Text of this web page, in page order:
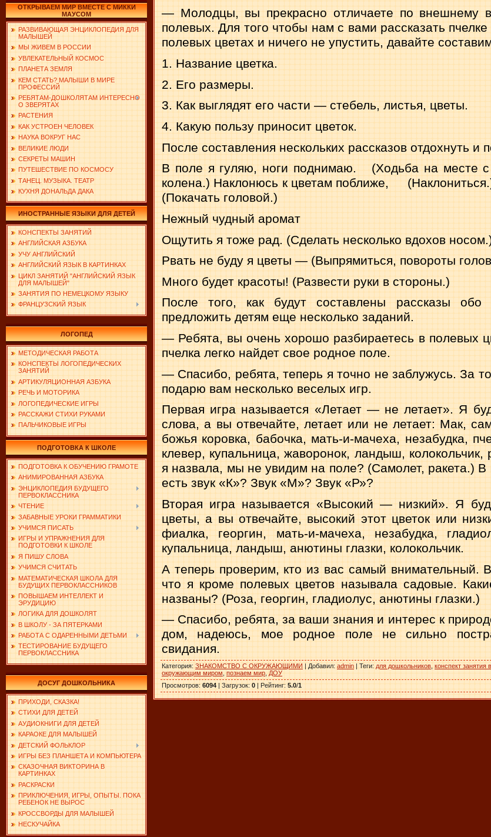
ОТКРЫВАЕМ МИР ВМЕСТЕ С МИККИ
МАУСОМ
РАЗВИВАЮЩАЯ ЭНЦИКЛОПЕДИЯ ДЛЯ
МАЛЫШЕЙ
МЫ ЖИВЕМ В РОССИИ
УВЛЕКАТЕЛЬНЫЙ КОСМОС
ПЛАНЕТА ЗЕМЛЯ
КЕМ СТАТЬ? МАЛЫШИ В МИРЕ
ПРОФЕССИЙ
РЕБЯТАМ-ДОШКОЛЯТАМ ИНТЕРЕСНО
О ЗВЕРЯТАХ
РАСТЕНИЯ
КАК УСТРОЕН ЧЕЛОВЕК
НАУКА ВОКРУГ НАС
ВЕЛИКИЕ ЛЮДИ
СЕКРЕТЫ МАШИН
ПУТЕШЕСТВИЕ ПО КОСМОСУ
ТАНЕЦ. МУЗЫКА. ТЕАТР
КУХНЯ ДОНАЛЬДА ДАКА
ИНОСТРАННЫЕ ЯЗЫКИ ДЛЯ ДЕТЕЙ
КОНСПЕКТЫ ЗАНЯТИЙ
АНГЛИЙСКАЯ АЗБУКА
УЧУ АНГЛИЙСКИЙ
АНГЛИЙСКИЙ ЯЗЫК В КАРТИНКАХ
ЦИКЛ ЗАНЯТИЙ "АНГЛИЙСКИЙ ЯЗЫК
ДЛЯ МАЛЫШЕЙ"
ЗАНЯТИЯ ПО НЕМЕЦКОМУ ЯЗЫКУ
ФРАНЦУЗСКИЙ ЯЗЫК
ЛОГОПЕД
МЕТОДИЧЕСКАЯ РАБОТА
КОНСПЕКТЫ ЛОГОПЕДИЧЕСКИХ
ЗАНЯТИЙ
АРТИКУЛЯЦИОННАЯ АЗБУКА
РЕЧЬ И МОТОРИКА
ЛОГОПЕДИЧЕСКИЕ ИГРЫ
РАССКАЖИ СТИХИ РУКАМИ
ПАЛЬЧИКОВЫЕ ИГРЫ
ПОДГОТОВКА К ШКОЛЕ
ПОДГОТОВКА К ОБУЧЕНИЮ ГРАМОТЕ
АНИМИРОВАННАЯ АЗБУКА
ЭНЦИКЛОПЕДИЯ БУДУЩЕГО
ПЕРВОКЛАССНИКА
ЧТЕНИЕ
ЗАБАВНЫЕ УРОКИ ГРАММАТИКИ
УЧИМСЯ ПИСАТЬ
ИГРЫ И УПРАЖНЕНИЯ ДЛЯ
ПОДГОТОВКИ К ШКОЛЕ
Я ПИШУ СЛОВА
УЧИМСЯ СЧИТАТЬ
МАТЕМАТИЧЕСКАЯ ШКОЛА ДЛЯ
БУДУЩИХ ПЕРВОКЛАССНИКОВ
ПОВЫШАЕМ ИНТЕЛЛЕКТ И
ЭРУДИЦИЮ
ЛОГИКА ДЛЯ ДОШКОЛЯТ
В ШКОЛУ - ЗА ПЯТЕРКАМИ
РАБОТА С ОДАРЕННЫМИ ДЕТЬМИ
ТЕСТИРОВАНИЕ БУДУЩЕГО
ПЕРВОКЛАССНИКА
ДОСУГ ДОШКОЛЬНИКА
ПРИХОДИ, СКАЗКА!
СТИХИ ДЛЯ ДЕТЕЙ
АУДИОКНИГИ ДЛЯ ДЕТЕЙ
КАРАОКЕ ДЛЯ МАЛЫШЕЙ
ДЕТСКИЙ ФОЛЬКЛОР
ИГРЫ БЕЗ ПЛАНШЕТА И КОМПЬЮТЕРА
СКАЗОЧНАЯ ВИКТОРИНА В
КАРТИНКАХ
РАСКРАСКИ
ПРИКЛЮЧЕНИЯ, ИГРЫ, ОПЫТЫ. ПОКА
РЕБЕНОК НЕ ВЫРОС
КРОССВОРДЫ ДЛЯ МАЛЫШЕЙ
НЕСКУЧАЙКА
— Молодцы, вы прекрасно отличаете по внешнему
полевых. Для того чтобы нам с вами рассказать
полевых цветах и ничего не упустить, давайте
1. Название цветка.
2. Его размеры.
3. Как выглядят его части — стебель, листья, цветы.
4. Какую пользу приносит цветок.
После составления нескольких рассказов отдохнуть и
В поле я гуляю, ноги поднимаю.
(Ходьба на месте
колена.) Наклонюсь к цветам поближе,
(Покачать головой.)
Нежный чудный аромат
Ощутить я тоже рад. (Сделать несколько вдохов
Рвать не буду я цветы — (Выпрямиться, повороты
Много будет красоты! (Развести руки в стороны.)
После того, как будут составлены рассказы обо
предложить детям еще не­сколько заданий.
— Ребята, вы очень хорошо разбираетесь в полевых
пчелка легко найдет свое родное поле.
— Спасибо, ребята, теперь я точно не заблужусь. За
подарю вам несколько веселых игр.
Первая игра называется «Летает — не летает». Я
слова, а вы отвечайте, летает или не летает: Мак,
божья коровка, бабочка, мать-и-мачеха, неза­будка,
клевер, купальница, жаворонок, ландыш, колокольчик,
я назвала, мы не увидим на поле? (Самолет, ракета.) В
есть звук «К»? Звук «М»? Звук «Р»?
Вторая игра называется «Высокий — низкий». Я
цветы, а вы отвечайте, высокий этот цветок или
фиалка, георгин, мать-и-мачеха, незабудка,
купальница, ландыш, анютины глазки, колокольчик.
А теперь проверим, кто из вас самый внимательный.
что я кроме полевых цветов называла садовые.
названы? (Роза, георгин, гладиолус, анютины глазки.)
— Спасибо, ребята, за ваши знания и интерес к
дом, надеюсь, мое родное поле не сильно
свидания.
Категория: ЗНАКОМСТВО С ОКРУЖАЮЩИМИ | Добавил: admin | Теги: для дошкольников конспект занятия
окружающим миром познаем мир ДОУ
Просмотров: 6094 | Загрузок: 0 | Рейтинг: 5.0/1